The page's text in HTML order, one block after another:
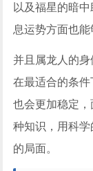
以及福星的暗
息运势方面也能
并且属龙人的
在最适合的条
也会更加稳定
种知识，用科
的局面。